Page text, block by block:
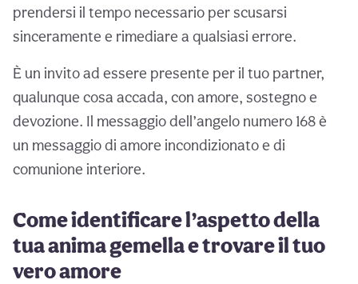
prendersi il tempo necessario per scusarsi
sinceramente e rimediare a qualsiasi errore.
È un invito ad essere presente per il tuo partner,
qualunque cosa accada, con amore, sostegno e
devozione. Il messaggio dell’angelo numero 168 è
un messaggio di amore incondizionato e di
comunione interiore.
Come identificare l’aspetto della
tua anima gemella e trovare il tuo
vero amore